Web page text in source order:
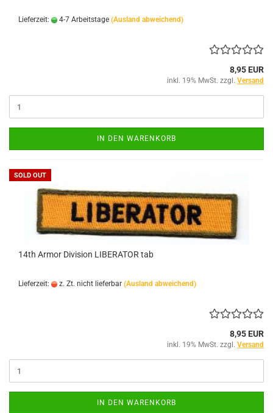
Lieferzeit: 4-7 Arbeitstage (Ausland abweichend)
8,95 EUR
inkl. 19% MwSt. zzgl. Versand
IN DEN WARENKORB
SOLD OUT
14th Armor Division LIBERATOR tab
Lieferzeit: z. Zt. nicht lieferbar (Ausland abweichend)
8,95 EUR
inkl. 19% MwSt. zzgl. Versand
IN DEN WARENKORB